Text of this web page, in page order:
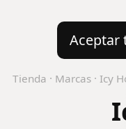
Aceptar
Tienda · Marcas · Icy